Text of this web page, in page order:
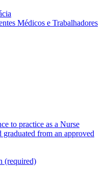
Médicos e Trabalhadores
to practice as a Nurse
from an approved
(required)